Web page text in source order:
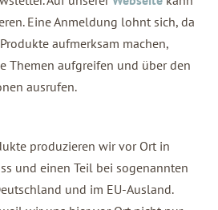
Eine Anmeldung lohnt sich, da
aufmerksam machen,
Themen aufgreifen und über den
ausrufen.
produzieren wir vor Ort in
und einen Teil bei sogenannten
und im EU-Ausland.